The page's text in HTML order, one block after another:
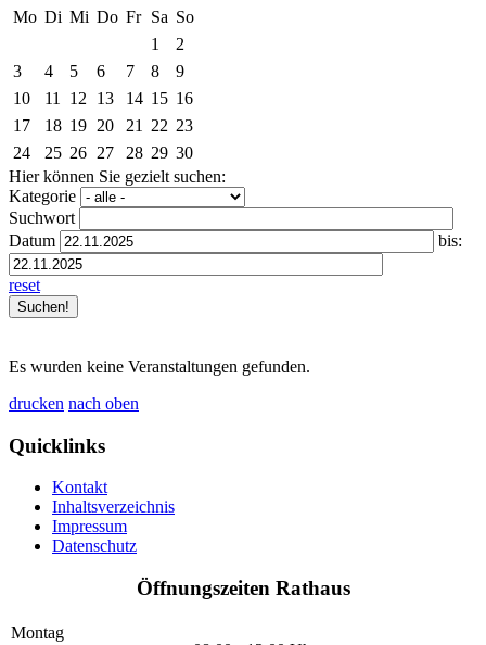
Mo Di Mi Do Fr Sa So
1
2
3
4 5 6 7 8
9
10
11 12 13 14 15 16
17
18 19 20 21 22 23
24
25 26 27 28 29 30
Hier können Sie gezielt suchen:
Kategorie
Suchwort
Datum
bis:
reset
Es wurden keine Veranstaltungen gefunden.
drucken nach oben
Quicklinks
Kontakt
Inhaltsverzeichnis
Impressum
Datenschutz
Öffnungszeiten Rathaus
Montag